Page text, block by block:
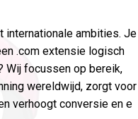
internationale ambities. Je
.com extensie logisch
Wij focussen op bereik,
wereldwijd, zorgt voor
verhoogt conversie en e